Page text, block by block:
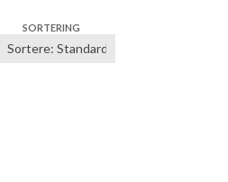
SORTERING